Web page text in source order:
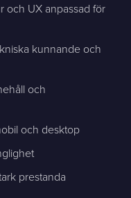
och UX anpassad för
kunnande och
och
och desktop
prestanda